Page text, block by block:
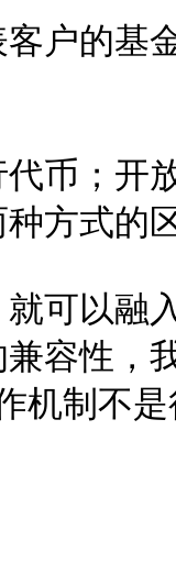
户的基
币；开
方式的
就可以融
容性，
机制不